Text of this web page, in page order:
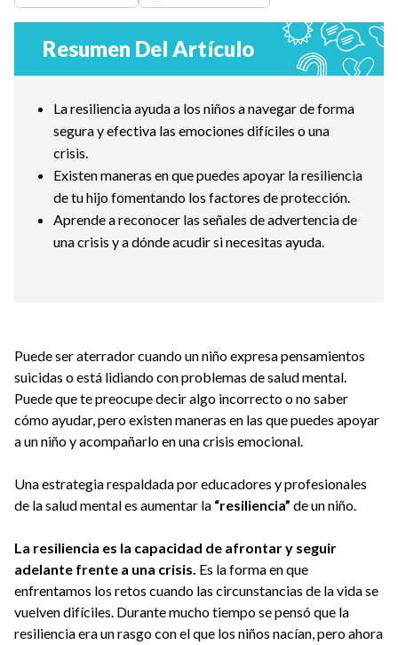
Resumen Del Artículo
La resiliencia ayuda a los niños a navegar de forma
segura y efectiva las emociones difíciles o una
crisis.
Existen maneras en que puedes apoyar la resiliencia
de tu hijo fomentando los factores de protección.
Aprende a reconocer las señales de advertencia de
una crisis y a dónde acudir si necesitas ayuda.
Puede ser aterrador cuando un niño expresa pensamientos
suicidas o está lidiando con problemas de salud mental.
Puede que te preocupe decir algo incorrecto o no saber
cómo ayudar, pero existen maneras en las que puedes apoyar
a un niño y acompañarlo en una crisis emocional.
Una estrategia respaldada por educadores y profesionales
de la salud mental es aumentar la “resiliencia” de un niño.
La resiliencia es la capacidad de afrontar y seguir
adelante frente a una crisis. Es la forma en que
enfrentamos los retos cuando las circunstancias de la vida se
vuelven difíciles. Durante mucho tiempo se pensó que la
resiliencia era un rasgo con el que los niños nacían, pero ahora